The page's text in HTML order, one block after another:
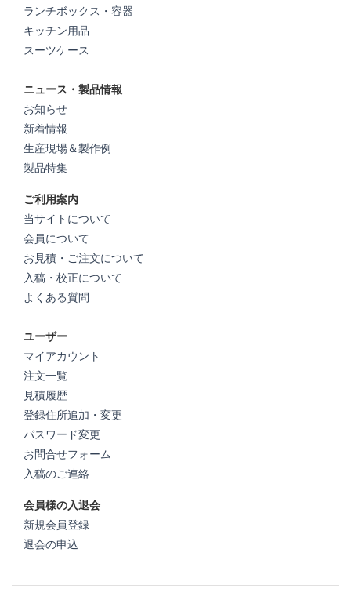
ランチボックス・容器
キッチン用品
スーツケース
ニュース・製品情報
お知らせ
新着情報
生産現場＆製作例
製品特集
ご利用案内
当サイトについて
会員について
お見積・ご注文について
入稿・校正について
よくある質問
ユーザー
マイアカウント
注文一覧
見積履歴
登録住所追加・変更
パスワード変更
お問合せフォーム
入稿のご連絡
会員様の入退会
新規会員登録
退会の申込